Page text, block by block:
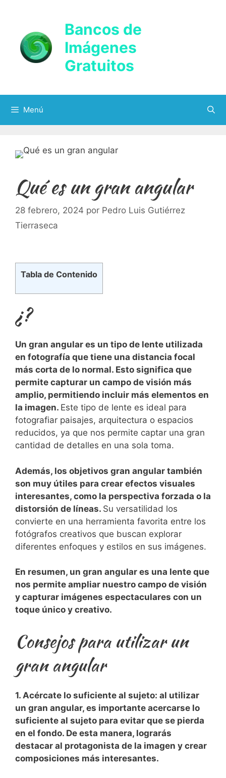
contenido
Bancos de
Imágenes
Gratuitos
Menú
Qué es un gran angular
28 febrero, 2024 por Pedro Luis Gutiérrez
Tierraseca
Tabla de Contenido
¿?
Un gran angular es un tipo de ‍lente utilizada
en fotografía que tiene una distancia focal⁣
más corta de⁢ lo normal. Esto significa ‌que
permite capturar un​ campo de visión más
amplio, permitiendo incluir más elementos en
la imagen. Este tipo de lente es ideal para
fotografiar paisajes, arquitectura o espacios
reducidos, ya que nos permite captar una gran
cantidad⁣ de detalles‌ en una sola toma.
Además, los objetivos gran angular también⁢
son muy útiles para crear efectos visuales
interesantes, como la perspectiva forzada o la
distorsión ‌de líneas. Su versatilidad los
convierte en una herramienta favorita entre los
fotógrafos creativos que buscan explorar
diferentes enfoques y estilos ‍en sus‍ imágenes.
En⁢ resumen, un gran angular es una lente que
nos permite ampliar nuestro campo de ‌visión
y capturar imágenes espectaculares con un
toque único y creativo.
Consejos para utilizar un
gran angular
1. Acércate lo suficiente al sujeto: al utilizar
un gran angular,​ es importante acercarse lo
suficiente al sujeto para evitar que se pierda
en el fondo.‍ De esta manera, lograrás
destacar al protagonista de la imagen y crear
composiciones más interesantes.